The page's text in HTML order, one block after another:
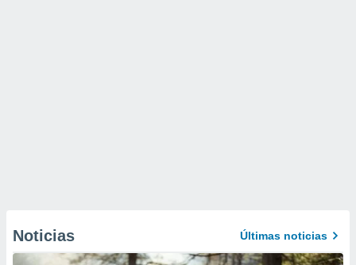
Noticias Últimas noticias